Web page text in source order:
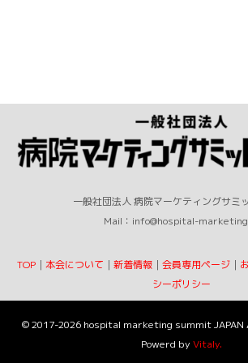
一般社団法人 病院マーケティングサミ
Mail：info@hospital-
TOP｜ 本会について ｜ 新着情報｜ 会員専用ページ｜
シーポリシー
©2017-2026 hospital marketing summit JAPAN
Powerd by Vitaly.